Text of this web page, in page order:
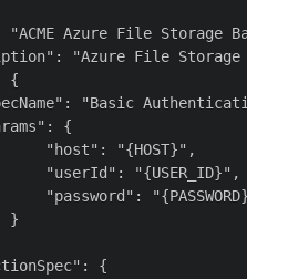
"ACME Azure File Storage Base
"Azure File Storage base
{
"Basic Authentication",
{
"host": "{HOST}",
"userId": "{USER_ID}",
"password": "{PASSWORD}"
}
{